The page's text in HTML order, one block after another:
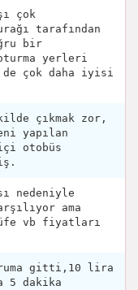
çok
tarafından
bir
yerleri
çok daha iyisi
çıkmak zor,
yapılan
otobüs
nedeniyle
ama
vb fiyatları
gitti,10 lira
5 dakika